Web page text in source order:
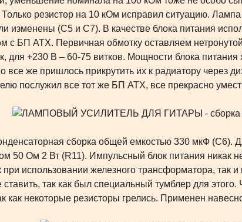
резистор на 10 кОм исправил ситуацию.
изменены (С5 и С7). В качестве блока питания
с БП ATX. Первичная обмотку оставляем
для +230 В – 60-75 витков. Мощности блока питания
же пришлось прикрутить их к радиатору через
послужил все тот же БП ATX, все прекрасно
сборка общей емкостью 330 мкФ
50 Ом 2 Вт (R11). Импульсный блок питания никак
при использовании железного трансформатора, так
так как был специальный тумблер для
как некоторые резисторы грелись. Применен